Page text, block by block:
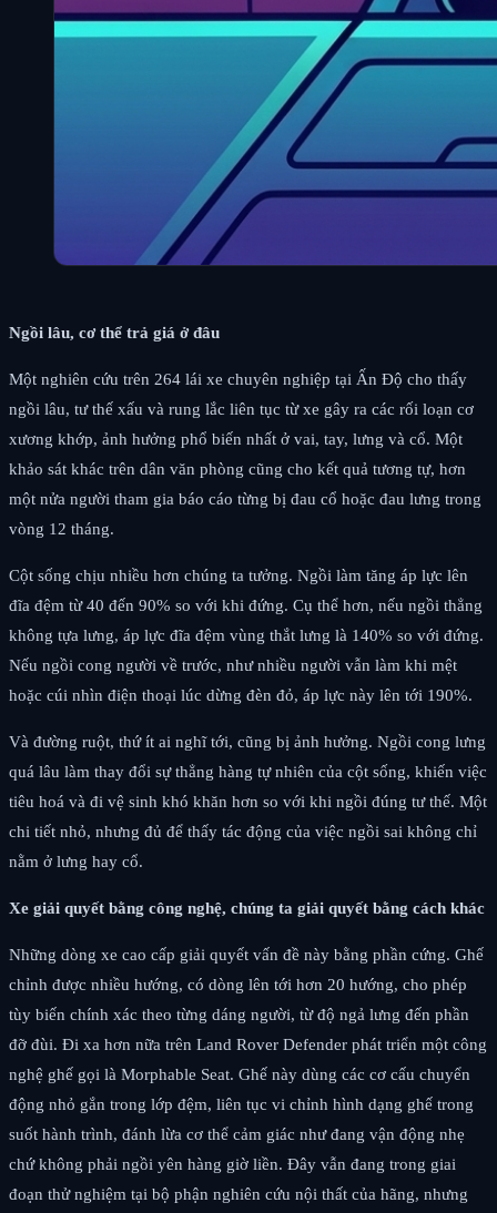
Ngồi lâu, cơ thể trả giá ở đâu
Một nghiên cứu trên 264 lái xe chuyên nghiệp tại Ấn Độ cho thấy
ngồi lâu, tư thế xấu và rung lắc liên tục từ xe gây ra các rối loạn cơ
xương khớp, ảnh hưởng phổ biến nhất ở vai, tay, lưng và cổ. Một
khảo sát khác trên dân văn phòng cũng cho kết quả tương tự, hơn
một nửa người tham gia báo cáo từng bị đau cổ hoặc đau lưng trong
vòng 12 tháng.
Cột sống chịu nhiều hơn chúng ta tưởng. Ngồi làm tăng áp lực lên
đĩa đệm từ 40 đến 90% so với khi đứng. Cụ thể hơn, nếu ngồi thẳng
không tựa lưng, áp lực đĩa đệm vùng thắt lưng là 140% so với đứng.
Nếu ngồi cong người về trước, như nhiều người vẫn làm khi mệt
hoặc cúi nhìn điện thoại lúc dừng đèn đỏ, áp lực này lên tới 190%.
Và đường ruột, thứ ít ai nghĩ tới, cũng bị ảnh hưởng. Ngồi cong lưng
quá lâu làm thay đổi sự thẳng hàng tự nhiên của cột sống, khiến việc
tiêu hoá và đi vệ sinh khó khăn hơn so với khi ngồi đúng tư thế. Một
chi tiết nhỏ, nhưng đủ để thấy tác động của việc ngồi sai không chỉ
nằm ở lưng hay cổ.
Xe giải quyết bằng công nghệ, chúng ta giải quyết bằng cách khác
Những dòng xe cao cấp giải quyết vấn đề này bằng phần cứng. Ghế
chỉnh được nhiều hướng, có dòng lên tới hơn 20 hướng, cho phép
tùy biến chính xác theo từng dáng người, từ độ ngả lưng đến phần
đỡ đùi. Đi xa hơn nữa trên Land Rover Defender phát triển một công
nghệ ghế gọi là Morphable Seat. Ghế này dùng các cơ cấu chuyển
động nhỏ gắn trong lớp đệm, liên tục vi chỉnh hình dạng ghế trong
suốt hành trình, đánh lừa cơ thể cảm giác như đang vận động nhẹ
chứ không phải ngồi yên hàng giờ liền. Đây vẫn đang trong giai
đoạn thử nghiệm tại bộ phận nghiên cứu nội thất của hãng, nhưng